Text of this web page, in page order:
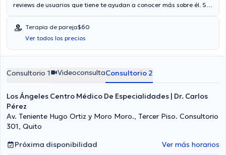
reviews de usuarios que tiene te ayudan a conocer más sobre él. Se
infantil, Psicoterapia. El licenciado proporciona mejores precios con
las siguientes aseguradoras: Consulta privada, Vía reembolso con
cualquier aseguradora. El precio de la consulta con el especialista
Carlos Eduardo Pérez es de $40. En su consultorio abarca todo lo
Codependencia.
Terapia de pareja$60
Ver todos los precios
Consultorio 1 VideoconsultaConsultorio 2
Los Ángeles Centro Médico De Especialidades | Dr. Carlos
Pérez
Av. Teniente Hugo Ortiz y Moro Moro., Tercer Piso. Consultorio
301, Quito
Próxima disponibilidad
Ver más horarios